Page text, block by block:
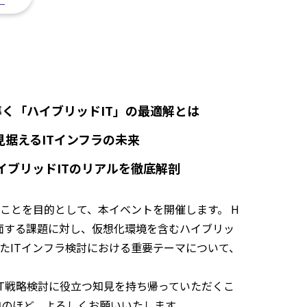
「ハイブリッドIT」の最適解とは
えるITインフラの未来
リッドITのリアルを徹底解剖
とを目的として、本イベントを開催します。 H
る課題に対し、仮想化環境を含むハイブリッ
インフラ検討における重要テーマについて、
略検討に役立つ知見を持ち帰っていただくこ